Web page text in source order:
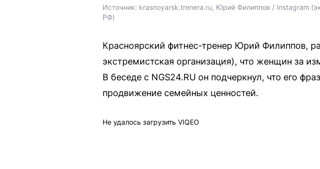
Источник: krasnoyarsk.trenera.ru, Юрий Филиппов / Instagram
РФ)
Красноярский фитнес-тренер Юрий Филиппов,
экстремистская организация), что женщин за
В беседе с NGS24.RU он подчеркнул, что его
продвижение семейных ценностей.
Не удалось загрузить VIQEO